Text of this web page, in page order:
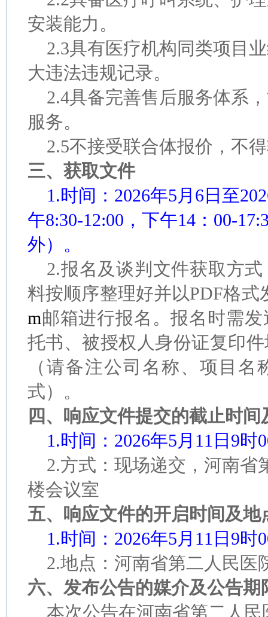
安装能力。
2.3具有医疗机构同类项目
大违法违规记录。
2.4具备完善售后服务体系
服务。
2.5不接受联合体报价，不
三、获取文件
1.时间：2026年5月6日至
午8:30-12:00，下午14：00-
外）。
2.报名及谈判文件获取方
料按顺序整理好并以PDF格式
m邮箱进行报名。报名时需发
托书、被授权人身份证复印
（请备注公司名称、项目
式）。
四、响应文件提交的截止时间
1.时间：2026年5月11日9时
2.方式：现场递交，河南省
楼会议室
五、响应文件的开启时间及地
1.时间：2026年5月11日9时
2.地点：河南省第二人民医
六、发布公告的媒介及公告期
本次公告在河南省第二人